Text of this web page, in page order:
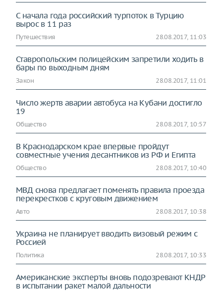
С начала года российский турпоток в Турцию
вырос в 11 раз
Путешествия 28.08.2017, 11:03
Ставропольским полицейским запретили ходить в
бары по выходным дням
Закон 28.08.2017, 11:01
Число жертв аварии автобуса на Кубани достигло
19
Общество 28.08.2017, 10:57
В Краснодарском крае впервые пройдут
совместные учения десантников из РФ и Египта
Общество 28.08.2017, 10:40
МВД снова предлагает поменять правила проезда
перекрестков с круговым движением
Авто 28.08.2017, 10:38
Украина не планирует вводить визовый режим с
Россией
Политика 28.08.2017, 10:33
Американские эксперты вновь подозревают КНДР
в испытании ракет малой дальности